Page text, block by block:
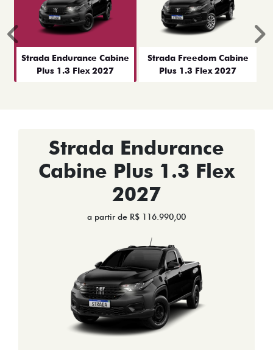
Strada Endurance Cabine
Plus 1.3 Flex 2027
Strada Freedom Cabine
Plus 1.3 Flex 2027
Anterior
Strada Endurance
Cabine Plus 1.3 Flex
2027
a partir de R$ 116.990,00